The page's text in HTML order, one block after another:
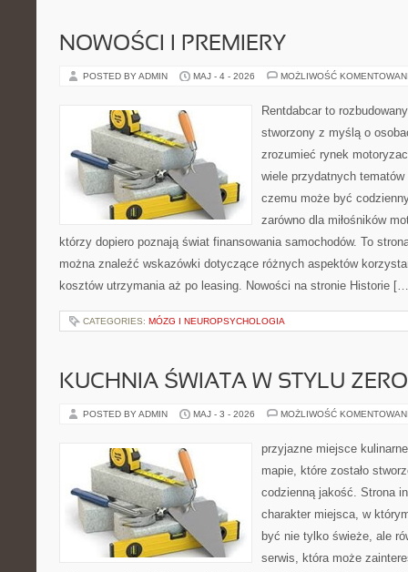
NOWOŚCI I PREMIERY
POSTED BY ADMIN MAJ - 4 - 2026 MOŻLIWOŚĆ
Rentdabcar to
stworzony z myślą o
zrozumieć rynek
wiele przydatnych
czemu może być
zarówno dla miłośników
którzy dopiero poznają świat finansowania samochodów. To
można znaleźć wskazówki dotyczące różnych aspektów
kosztów utrzymania aż po leasing. Nowości na stronie Historie
CATEGORIES: MÓZG I NEUROPSYCHOLOGIA
KUCHNIA ŚWIATA W STYLU
POSTED BY ADMIN MAJ - 3 - 2026 MOŻLIWOŚĆ
przyjazne miejsce
mapie, które zostało
codzienną jakość. Strona
charakter miejsca, w
być nie tylko świeże, ale
serwis, która może